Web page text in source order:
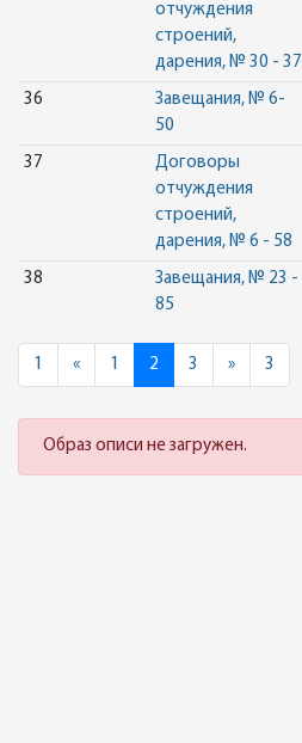
отчуждения
строений,
дарения, № 30 - 37
36
Завещания, № 6-
50
37
Договоры
отчуждения
строений,
дарения, № 6 - 58
38
Завещания, № 23 -
85
1 «Previous
1 2 3 »Next3
Образ описи не загружен.